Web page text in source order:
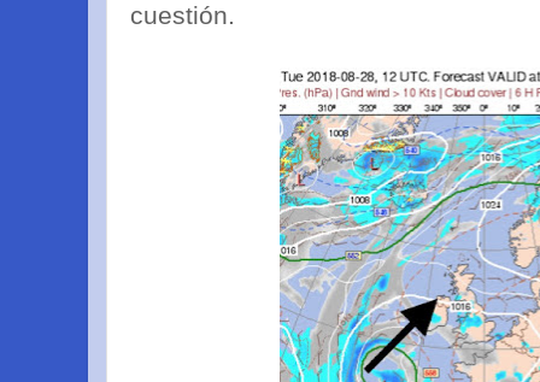
cuestión.